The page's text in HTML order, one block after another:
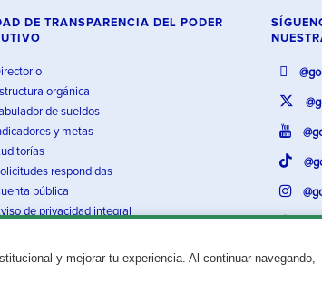
y mejorar tu experiencia. Al continuar navegando,
DE TRANSPARENCIA DEL PODER
orgánica
de sueldos
y metas
respondidas
pública
de privacidad integral